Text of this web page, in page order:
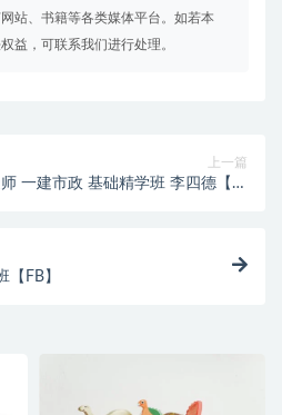
站、书籍等各类媒体平台。如若本
益，可联系我们进行处理。
上一篇
一建市政 基础精学班 李四德【推
FB】